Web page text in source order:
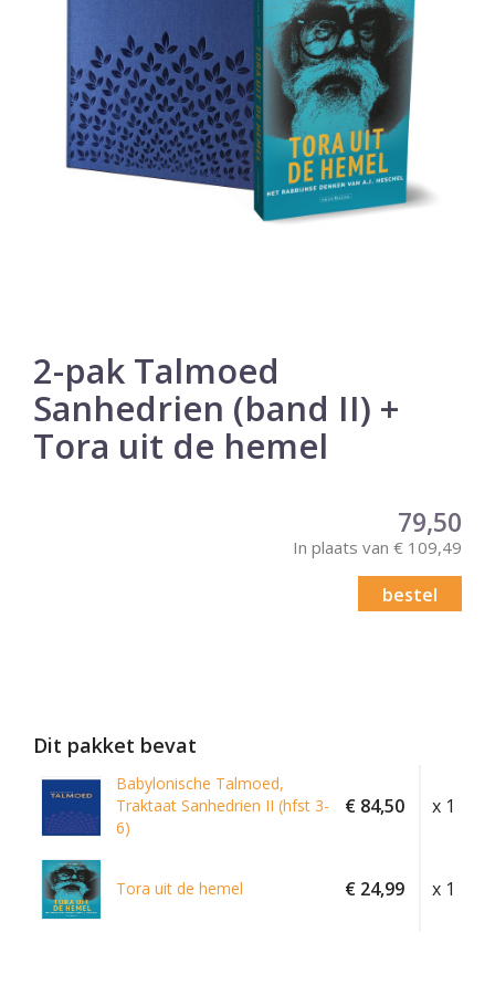
2-pak Talmoed
Sanhedrien (band II) +
Tora uit de hemel
79,50
In plaats van € 109,49
bestel
Dit pakket bevat
Babylonische Talmoed,
Traktaat Sanhedrien II (hfst 3-
6)
€ 84,50 x 1
Tora uit de hemel € 24,99 x 1